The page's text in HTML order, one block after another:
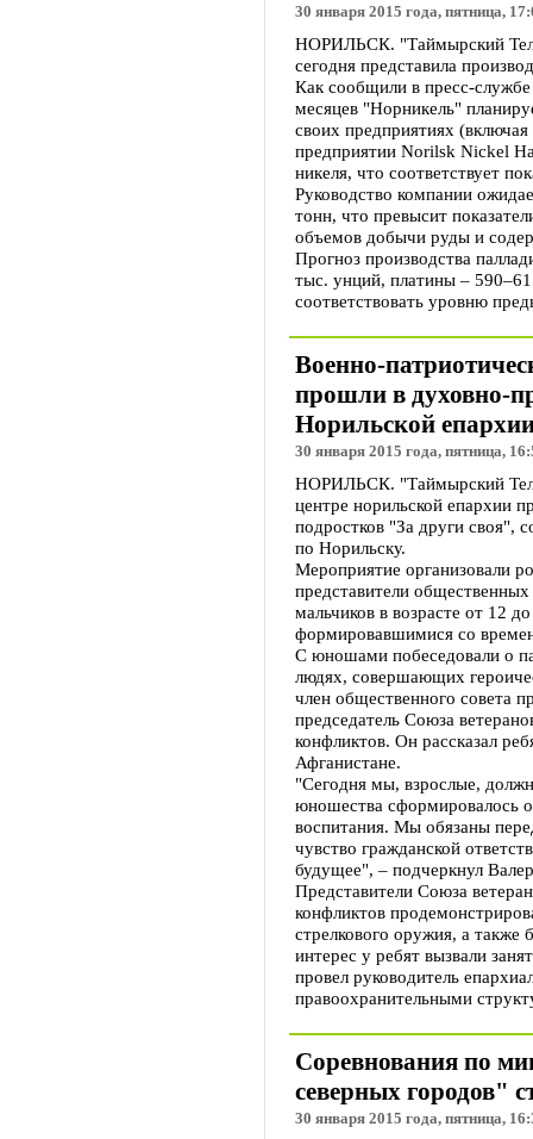
30 января 2015 года, пятница,
НОРИЛЬСК. "Таймырский
сегодня представила
Как сообщили в пресс-
месяцев "Норникель"
своих предприятиях
предприятии Norilsk Nickel
никеля, что соответствует
Руководство компании
тонн, что превысит
объемов добычи руды и
Прогноз производства
тыс. унций, платины –
соответствовать уровню
Военно-
прошли в духовно-
Норильской
30 января 2015 года, пятница,
НОРИЛЬСК. "Таймырский
центре норильской епархии
подростков "За други своя",
по Норильску.
Мероприятие организовали
представители
мальчиков в возрасте от 12
формировавшимися со
С юношами побеседовали о
людях, совершающих
член общественного совета
председатель Союза
конфликтов. Он рассказал
Афганистане.
"Сегодня мы, взрослые,
юношества сформировалось
воспитания. Мы обязаны
чувство гражданской
будущее", – подчеркнул
Представители Союза
конфликтов
стрелкового оружия, а
интерес у ребят вызвали
провел руководитель
правоохранительными
Соревнования по
северных городов"
30 января 2015 года, пятница,